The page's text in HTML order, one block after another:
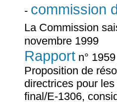
- commission
La Commission
novembre 1999
Rapport n°
Proposition de
directrices pour
final/E-1306,